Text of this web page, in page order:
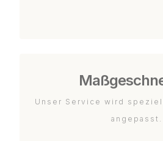
Unser Service wird
angepasst.